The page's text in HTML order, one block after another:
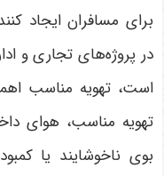
برای مسافران ایجاد
در پروژه‌های تجاری و
است، تهویه مناسب
تهویه مناسب، هوای
بوی ناخوشایند یا